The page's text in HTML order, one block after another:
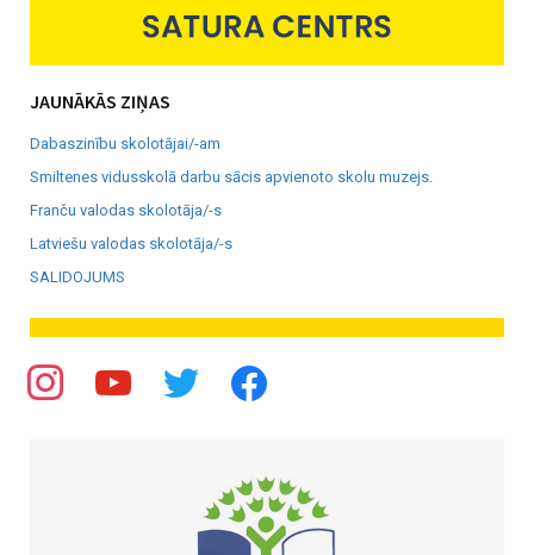
JAUNĀKĀS ZIŅAS
Dabaszinību skolotājai/-am
Smiltenes vidusskolā darbu sācis apvienoto skolu muzejs.
Franču valodas skolotāja/-s
Latviešu valodas skolotāja/-s
SALIDOJUMS